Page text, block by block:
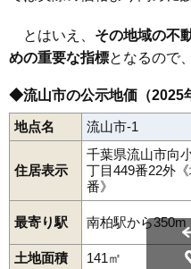
とはいえ、 その地域の不
めの重要な指標となるので
◆流山市の公示地価（2025
地点名 流山市-1
住居表示
千葉県流山市向
丁目449番22外
番》
最寄り駅 南柏駅から350m
土地面積 141㎡